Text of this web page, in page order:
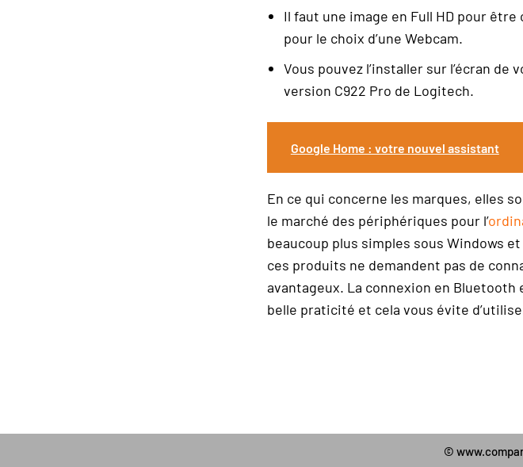
Il faut une image en Full HD pour
pour le choix d’une Webcam.
Vous pouvez l’installer sur l’écran
version C922 Pro de Logitech.
Google Home : votre nouvel assistant
En ce qui concerne les marques, elles
le marché des périphériques pour l’
beaucoup plus simples sous Windows
ces produits ne demandent pas de
avantageux. La connexion en
belle praticité et cela vous évite
©